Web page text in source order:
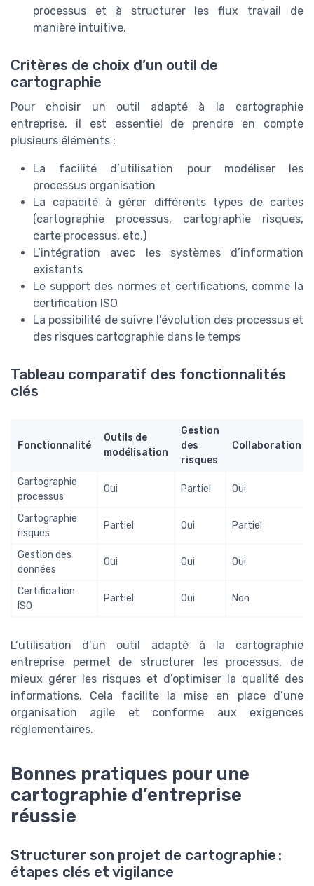
processus et à structurer les flux travail de
manière intuitive.
Critères de choix d’un outil de
cartographie
Pour choisir un outil adapté à la cartographie
entreprise, il est essentiel de prendre en compte
plusieurs éléments :
La facilité d’utilisation pour modéliser les
processus organisation
La capacité à gérer différents types de cartes
(cartographie processus, cartographie risques,
carte processus, etc.)
L’intégration avec les systèmes d’information
existants
Le support des normes et certifications, comme la
certification ISO
La possibilité de suivre l’évolution des processus et
des risques cartographie dans le temps
Tableau comparatif des fonctionnalités
clés
Fonctionnalité
Outils de
modélisation
Gestion
des
risques
Collaboration
Cartographie
processus
Oui Partiel Oui
Cartographie
risques
Partiel Oui Partiel
Gestion des
données
Oui Oui Oui
Certification
ISO
Partiel Oui Non
L’utilisation d’un outil adapté à la cartographie
entreprise permet de structurer les processus, de
mieux gérer les risques et d’optimiser la qualité des
informations. Cela facilite la mise en place d’une
organisation agile et conforme aux exigences
réglementaires.
Bonnes pratiques pour une
cartographie d’entreprise
réussie
Structurer son projet de cartographie :
étapes clés et vigilance